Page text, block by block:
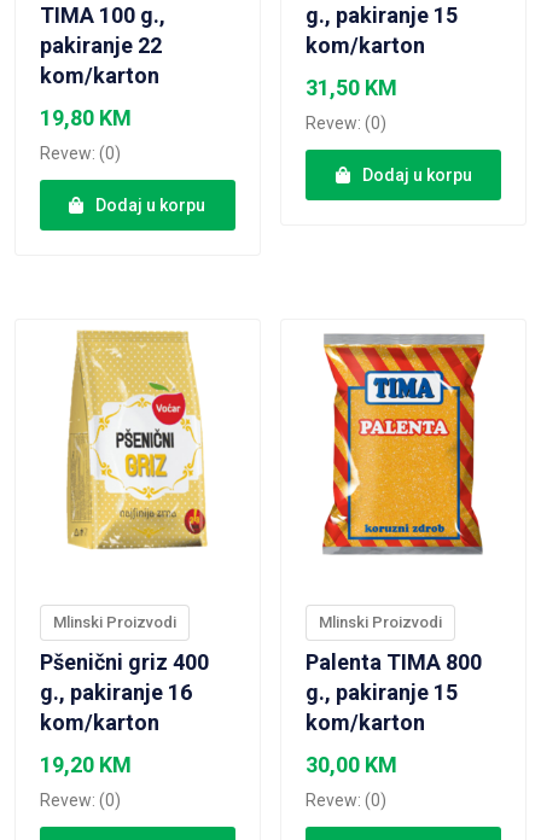
TIMA 100 g.,
pakiranje 22
kom/karton
19,80 KM
Revew: (0)
Dodaj u korpu
g., pakiranje 15
kom/karton
31,50 KM
Revew: (0)
Dodaj u korpu
Mlinski Proizvodi
Pšenični griz 400
g., pakiranje 16
kom/karton
19,20 KM
Revew: (0)
Mlinski Proizvodi
Palenta TIMA 800
g., pakiranje 15
kom/karton
30,00 KM
Revew: (0)